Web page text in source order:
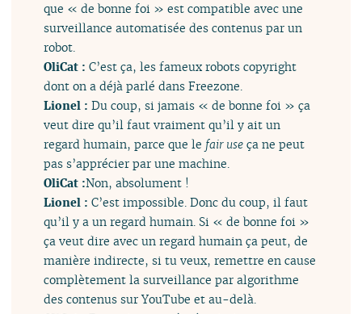
que « de bonne foi » est compatible avec une
surveillance automatisée des contenus par un
robot.
OliCat : C’est ça, les fameux robots copyright
dont on a déjà parlé dans Freezone.
Lionel :Du coup, si jamais « de bonne foi » ça
veut dire qu’il faut vraiment qu’il y ait un
regard humain, parce que le fair use ça ne peut
pas s’apprécier par une machine.
OliCat :Non, absolument !
Lionel :C’est impossible. Donc du coup, il faut
qu’il y a un regard humain. Si « de bonne foi »
ça veut dire avec un regard humain ça peut, de
manière indirecte, si tu veux, remettre en cause
complètement la surveillance par algorithme
des contenus sur YouTube et au-delà.